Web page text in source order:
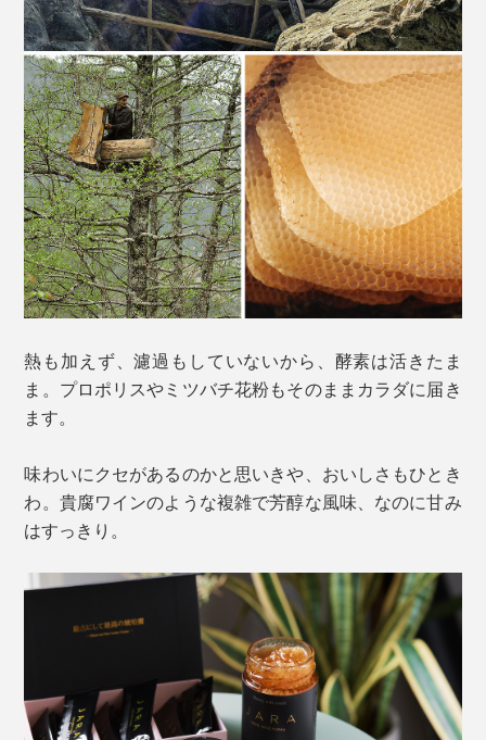
熱も加えず、濾過もしていないから、酵素は活きたま
ま。プロポリスやミツバチ花粉もそのままカラダに届き
ます。
味わいにクセがあるのかと思いきや、おいしさもひとき
わ。貴腐ワインのような複雑で芳醇な風味、なのに甘み
はすっきり。